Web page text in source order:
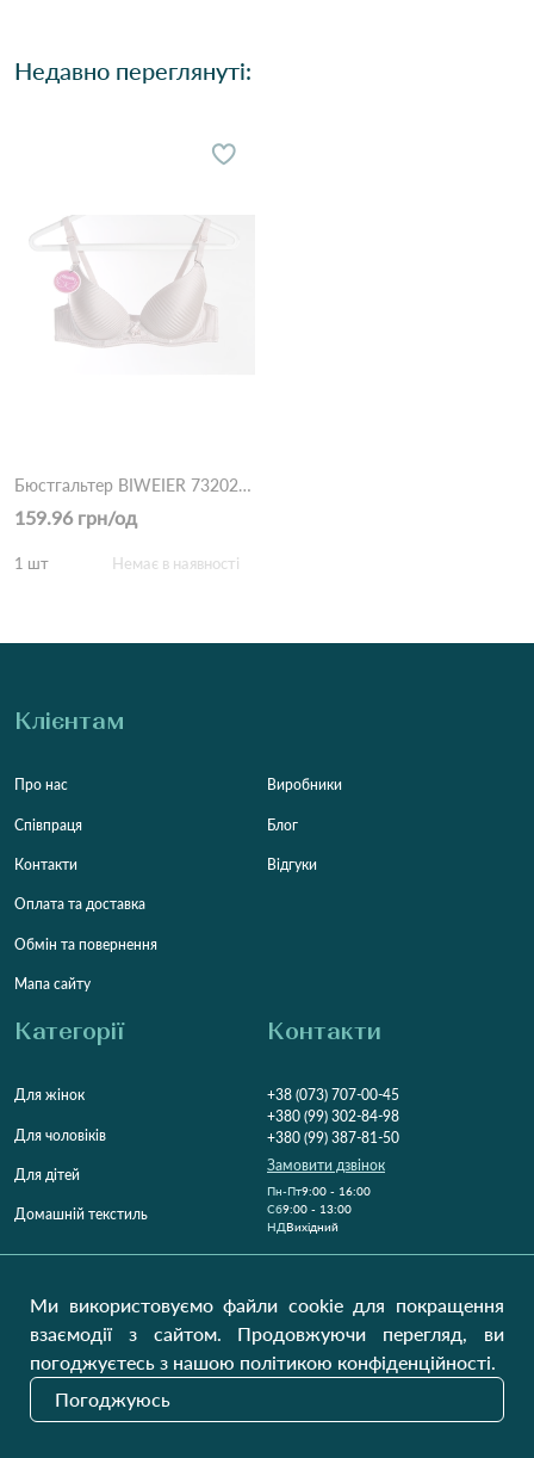
Недавно переглянуті:
Бюстгальтер BIWEIER 73202#D 5,2 Капучино
159.96 грн/од
1 шт Немає в наявності
Клієнтам
Про нас
Співпраця
Контакти
Оплата та доставка
Обмін та повернення
Мапа сайту
Виробники
Блог
Відгуки
Категорії
Для жінок
Для чоловіків
Для дітей
Домашній текстиль
Контакти
+38 (073) 707-00-45
+380 (99) 302-84-98
+380 (99) 387-81-50
Замовити дзвінок
Пн-Пт9:00 - 16:00
Cб9:00 - 13:00
НДВихідний
Наші оновлення
Ми використовуємо файли cookie для покращення
взаємодії з сайтом. Продовжуючи перегляд, ви
погоджуєтесь з нашою політикою конфіденційності.
Погоджуюсь